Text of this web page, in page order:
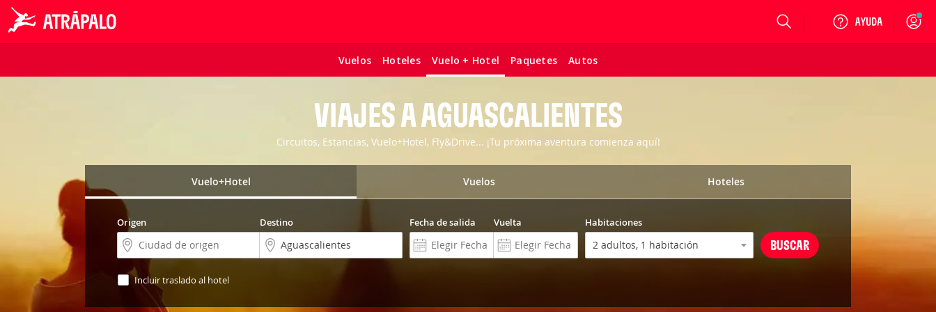
Vuelos Hoteles Vuelo + Hotel Paquetes Autos
Login
VIAJES A AGUASCALIENTES
Circuitos, Estancias, Vuelo+Hotel, Fly&Drive... ¡Tu próxima aventura comienza aquí!
Vuelo+Hotel Vuelos Hoteles
Origen Destino Fecha de salida Vuelta Habitaciones
Incluir traslado al hotel